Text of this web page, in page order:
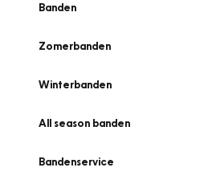
Banden
Zomerbanden
Winterbanden
All season banden
Bandenservice